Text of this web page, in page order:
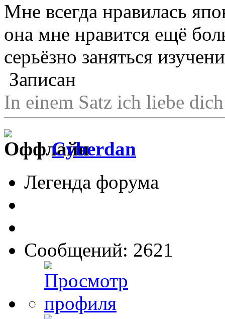
Мне всегда нравилась
она мне нравится ещё
серьёзно заняться
Записан
In einem Satz ich liebe
Cyberdan
Легенда форума
Сообщений: 2621